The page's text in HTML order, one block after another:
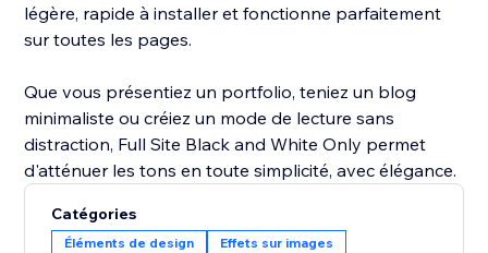
légère, rapide à installer et fonctionne parfaitement
sur toutes les pages.
Que vous présentiez un portfolio, teniez un blog
minimaliste ou créiez un mode de lecture sans
distraction, Full Site Black and White Only permet
d'atténuer les tons en toute simplicité, avec élégance.
Catégories
Éléments de design Effets sur images